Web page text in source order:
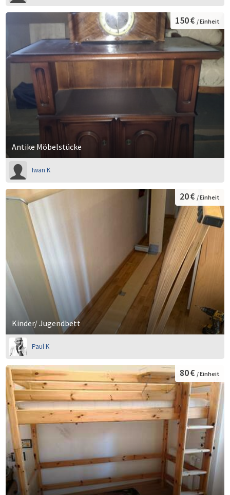
Antike Möbelstücke
150 € / Einheit
Iwan K
Kinder/ Jugendbett
20 € / Einheit
Paul K
80 € / Einheit